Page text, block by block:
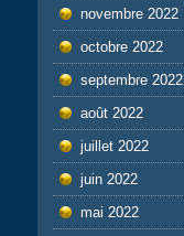
novembre 2022
octobre 2022
septembre 2022
août 2022
juillet 2022
juin 2022
mai 2022